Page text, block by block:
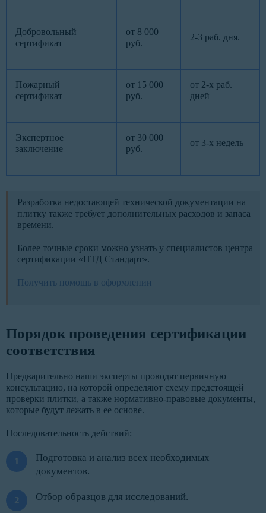
Добровольный
сертификат
от 8 000
руб.
2-3 раб. дня.
Пожарный
сертификат
от 15 000
руб.
от 2-х раб.
дней
Экспертное
заключение
от 30 000
руб.
от 3-х недель
Разработка недостающей технической документации на
плитку также требует дополнительных расходов и запаса
времени.
Более точные сроки можно узнать у специалистов центра
сертификации «НТД Стандарт».
Получить помощь в оформлении
Порядок проведения сертификации
соответствия
Предварительно наши эксперты проводят первичную
консультацию, на которой определяют схему предстоящей
проверки плитки, а также нормативно-правовые документы,
которые будут лежать в ее основе.
Последовательность действий:
Подготовка и анализ всех необходимых
документов.
Отбор образцов для исследований.